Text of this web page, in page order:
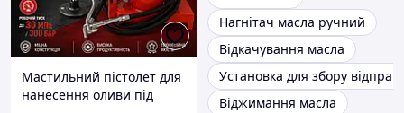
Мастильний пістолет для
нанесення оливи під
Нагнітач масла ручний
Відкачування масла
Установка для збору
Віджимання масла